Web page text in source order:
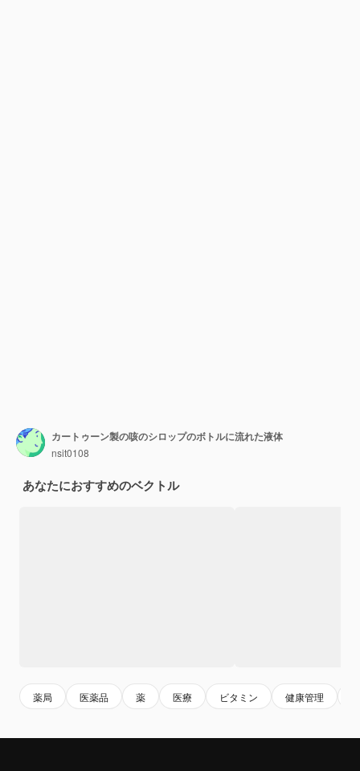
カートゥーン製の咳のシロップのボトルに流れた液体
nsit0108
あなたにおすすめのベクトル
薬局 医薬品 薬 医療 ビタミン 健康管理